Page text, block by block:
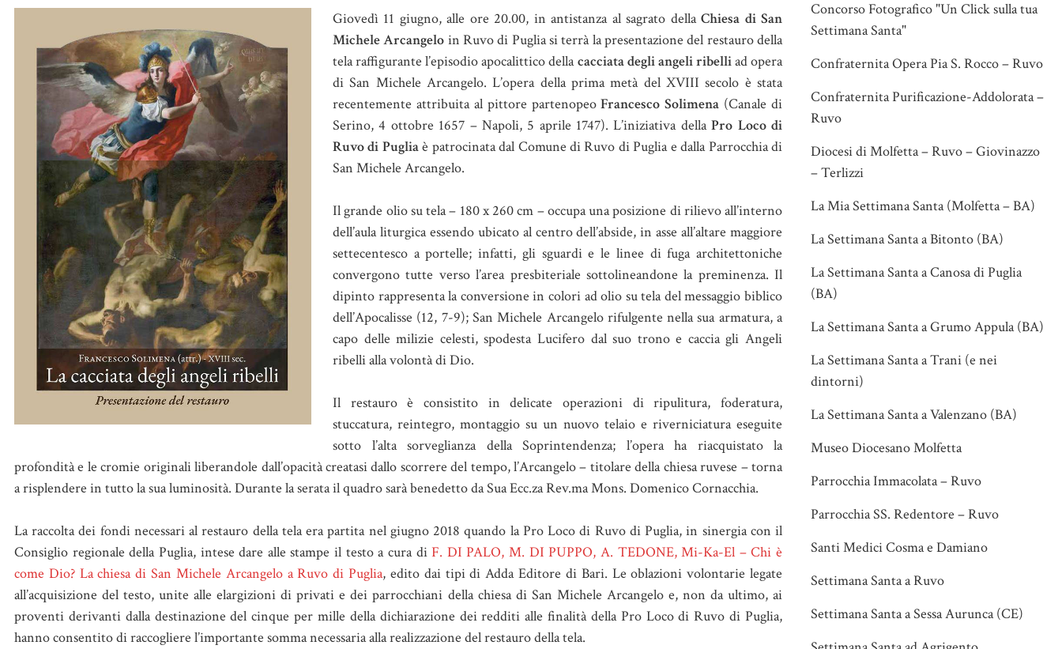
Giovedì 11 giugno, alle ore 20.00, in antistanza al sagrato dellaChiesa di San
Michele Arcangelo in Ruvo di Puglia si terrà la presentazione del restauro della
tela raffigurante l’episodio apocalittico dellacacciata degli angeli ribelliad opera
di San Michele Arcangelo. L’opera della prima metà del XVIII secolo è stata
recentemente attribuita al pittore partenopeoFrancesco Solimena (Canale di
Serino, 4 ottobre 1657 – Napoli, 5 aprile 1747). L’iniziativa dellaPro Loco di
Ruvo di Pugliaè patrocinata dal Comune di Ruvo di Puglia e dalla Parrocchia di
San Michele Arcangelo.
Il grande olio su tela – 180 x 260 cm – occupa una posizione di rilievo all’interno
dell’aula liturgica essendo ubicato al centro dell’abside, in asse all’altare maggiore
settecentesco a portelle; infatti, gli sguardi e le linee di fuga architettoniche
convergono tutte verso l’area presbiteriale sottolineandone la preminenza. Il
dipinto rappresenta la conversione in colori ad olio su tela del messaggio biblico
dell’Apocalisse (12, 7-9); San Michele Arcangelo rifulgente nella sua armatura, a
capo delle milizie celesti, spodesta Lucifero dal suo trono e caccia gli Angeli
ribelli alla volontà di Dio.
Il restauro è consistito in delicate operazioni di ripulitura, foderatura,
stuccatura, reintegro, montaggio su un nuovo telaio e riverniciatura eseguite
sotto l’alta sorveglianza della Soprintendenza; l’opera ha riacquistato la
profondità e le cromie originali liberandole dall’opacità creatasi dallo scorrere del tempo, l’Arcangelo – titolare della chiesa ruvese – torna
a risplendere in tutto la sua luminosità. Durante la serata il quadro sarà benedetto da Sua Ecc.za Rev.ma Mons. Domenico Cornacchia.
La raccolta dei fondi necessari al restauro della tela era partita nel giugno 2018 quando la Pro Loco di Ruvo di Puglia, in sinergia con il
Consiglio regionale della Puglia, intese dare alle stampe il testo a cura diF. DI PALO, M. DI PUPPO, A. TEDONE, Mi-Ka-El – Chi è
come Dio? La chiesa di San Michele Arcangelo a Ruvo di Puglia, edito dai tipi di Adda Editore di Bari. Le oblazioni volontarie legate
all’acquisizione del testo, unite alle elargizioni di privati e dei parrocchiani della chiesa di San Michele Arcangelo e, non da ultimo, ai
proventi derivanti dalla destinazione del cinque per mille della dichiarazione dei redditi alle finalità della Pro Loco di Ruvo di Puglia,
hanno consentito di raccogliere l’importante somma necessaria alla realizzazione del restauro della tela.
Concorso Fotografico "Un Click sulla tua
Settimana Santa"
Confraternita Opera Pia S. Rocco – Ruvo
Confraternita Purificazione-Addolorata –
Ruvo
Diocesi di Molfetta – Ruvo – Giovinazzo
– Terlizzi
La Mia Settimana Santa (Molfetta – BA)
La Settimana Santa a Bitonto (BA)
La Settimana Santa a Canosa di Puglia
(BA)
La Settimana Santa a Grumo Appula (BA)
La Settimana Santa a Trani (e nei
dintorni)
La Settimana Santa a Valenzano (BA)
Museo Diocesano Molfetta
Parrocchia Immacolata – Ruvo
Parrocchia SS. Redentore – Ruvo
Santi Medici Cosma e Damiano
Settimana Santa a Ruvo
Settimana Santa a Sessa Aurunca (CE)